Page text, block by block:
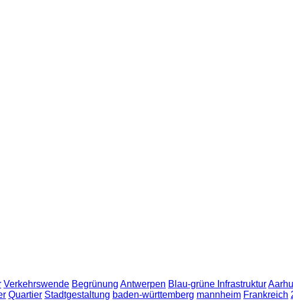
Verkehrswende Begrünung Antwerpen Blau-grüne Infrastruktur
Quartier Stadtgestaltung baden-württemberg mannheim Frankreich